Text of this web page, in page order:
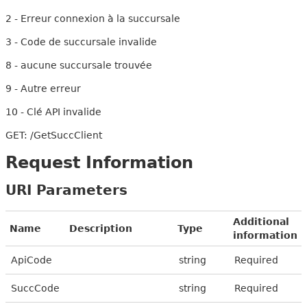
2 - Erreur connexion à la succursale
3 - Code de succursale invalide
8 - aucune succursale trouvée
9 - Autre erreur
10 - Clé API invalide
GET: /GetSuccClient
Request Information
URI Parameters
Name Description Type
Additional
information
ApiCode string Required
SuccCode string Required